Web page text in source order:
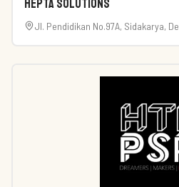
Hepta Solutions
Jl. Pendidikan No.97A, Sidakarya,